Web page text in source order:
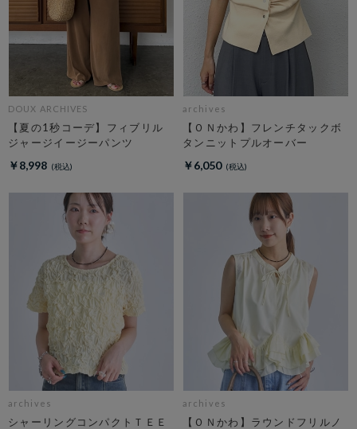
DOUX ARCHIVES
【夏の1秒コーデ】フィブリル
ジャージイージーパンツ
￥8,998
archives
【ＯＮかわ】フレンチタックボ
タンニットプルオーバー
￥6,050
archives
シャーリングコンパクトＴＥＥ
archives
【ＯＮかわ】ラウンドフリルノ